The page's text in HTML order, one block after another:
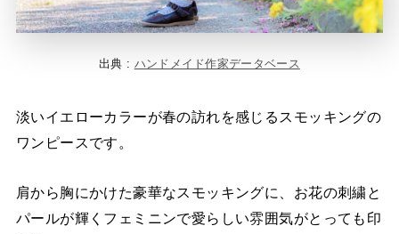
出典 : ハンドメイド作家データベース
淡いイエローカラーが春の訪れを感じるスモッキングの
ワンピースです。
肩から胸にかけた豪華なスモッキングに、お花の刺繍と
パールが輝くフェミニンで愛らしい雰囲気がとっても印